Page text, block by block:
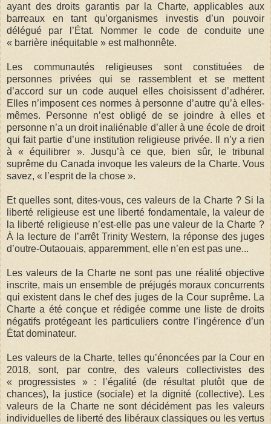
ayant des droits garantis par la Charte, applicables aux
barreaux en tant qu’organismes investis d’un pouvoir
délégué par l’État. Nommer le code de conduite une
« barrière inéquitable » est malhonnête.
Les communautés religieuses sont constituées de
personnes privées qui se rassemblent et se mettent
d’accord sur un code auquel elles choisissent d’adhérer.
Elles n’imposent ces normes à personne d’autre qu’à elles-
mêmes. Personne n’est obligé de se joindre à elles et
personne n’a un droit inaliénable d’aller à une école de droit
qui fait partie d’une institution religieuse privée. Il n’y a rien
à « équilibrer ». Jusqu’à ce que, bien sûr, le tribunal
suprême du Canada invoque les valeurs de la Charte. Vous
savez, « l’esprit de la chose ».
Et quelles sont, dites-vous, ces valeurs de la Charte ? Si la
liberté religieuse est une liberté fondamentale, la valeur de
la liberté religieuse n’est-elle pas une valeur de la Charte ?
À la lecture de l’arrêt Trinity Western, la réponse des juges
d’outre-Outaouais, apparemment, elle n’en est pas une...
Les valeurs de la Charte ne sont pas une réalité objective
inscrite, mais un ensemble de préjugés moraux concurrents
qui existent dans le chef des juges de la Cour suprême. La
Charte a été conçue et rédigée comme une liste de droits
négatifs protégeant les particuliers contre l’ingérence d’un
État dominateur.
Les valeurs de la Charte, telles qu’énoncées par la Cour en
2018, sont, par contre, des valeurs collectivistes des
« progressistes » : l’égalité (de résultat plutôt que de
chances), la justice (sociale) et la dignité (collective). Les
valeurs de la Charte ne sont décidément pas les valeurs
individuelles de liberté des libéraux classiques ou les vertus